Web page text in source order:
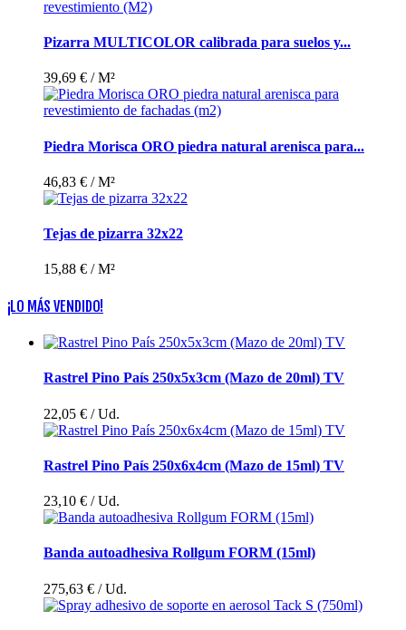
Pizarra MULTICOLOR calibrada para suelos y...
39,69 € / M²
Piedra Morisca ORO piedra natural arenisca para...
46,83 € / M²
Tejas de pizarra 32x22
15,88 € / M²
¡LO MÁS VENDIDO!
Rastrel Pino País 250x5x3cm (Mazo de 20ml) TV
22,05 € / Ud.
Rastrel Pino País 250x6x4cm (Mazo de 15ml) TV
23,10 € / Ud.
Banda autoadhesiva Rollgum FORM (15ml)
275,63 € / Ud.